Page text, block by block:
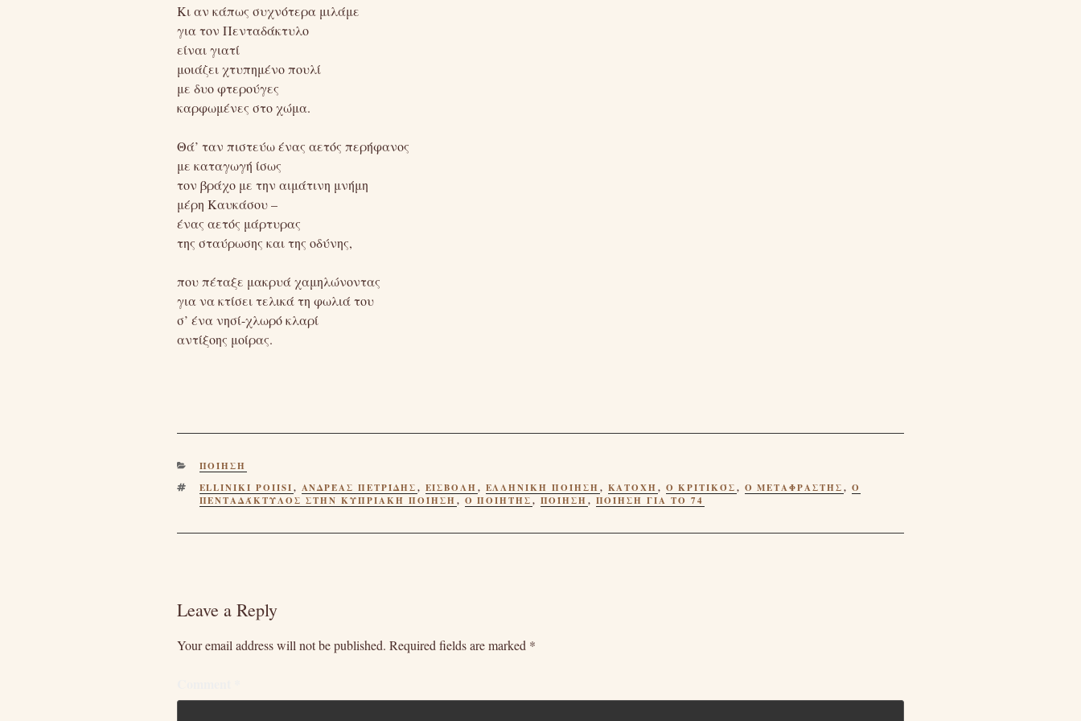
Κι αν κάπως συχνότερα μιλάμε
για τον Πενταδάκτυλο
είναι γιατί
μοιάζει χτυπημένο πουλί
με δυο φτερούγες
καρφωμένες στο χώμα.
Θά’ ταν πιστεύω ένας αετός περήφανος
με καταγωγή ίσως
τον βράχο με την αιμάτινη μνήμη
μέρη Καυκάσου –
ένας αετός μάρτυρας
της σταύρωσης και της οδύνης,
που πέταξε μακρυά χαμηλώνοντας
για να κτίσει τελικά τη φωλιά του
σ’ ένα νησί-χλωρό κλαρί
αντίξοης μοίρας.
CATEGORIES
ΠΟΊΗΣΗ
TAGS
ELLINIKI POIISI, ΑΝΔΡΈΑΣ ΠΕΤΡΊΔΗΣ, ΕΙΣΒΟΛΉ , ΕΛΛΗΝΙΚΉ ΠΟΊΗΣΗ , ΚΑΤΟΧΉ , Ο ΚΡΙΤΙΚΌΣ, Ο ΜΕΤΑΦΡΑΣΤΉΣ, Ο
ΠΕΝΤΑΔΆΚΤΥΛΟΣ ΣΤΗΝ ΚΥΠΡΙΑΚΉ ΠΟΊΗΣΗ , Ο ΠΟΙΗΤΉΣ, ΠΟΊΗΣΗ , ΠΟΊΗΣΗ ΓΙΑ ΤΟ 74
Leave a Reply
Your email address will not be published. Required fields are marked *